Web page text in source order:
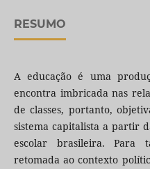
RESUMO
A educação é uma
encontra imbricada nas
de classes, portanto,
sistema capitalista a partir
escolar brasileira. Para
retomada ao contexto